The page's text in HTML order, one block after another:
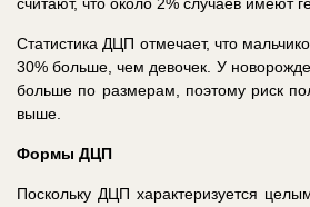
Статистика ДЦП отмечает, что
30% больше, чем девочек. У
больше по размерам, поэтому риск
выше.
Формы ДЦП
Поскольку ДЦП характеризуется